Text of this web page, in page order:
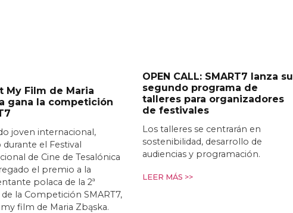
My Film de Maria
gana la competición
joven internacional,
durante el Festival
de Cine de Tesalónica
el premio a la
polaca de la 2ª
de la Competición SMART7,
my film de Maria Zbąska.
OPEN CALL: SMART7 lanza su
segundo programa de
talleres para organizadores
de festivales
Los talleres se centrarán en
sostenibilidad, desarrollo de
audiencias y programación.
LEER MÁS >>